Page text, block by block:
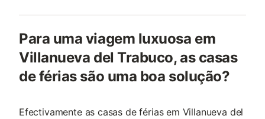
Para uma viagem luxuosa em
Villanueva del Trabuco, as casas
de férias são uma boa solução?
Efectivamente as casas de férias em Villanueva del